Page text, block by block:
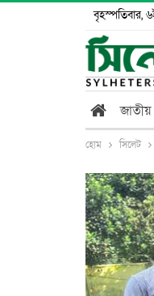
বৃহস্পতিবার,
জাতীয়
হোম সিলেট